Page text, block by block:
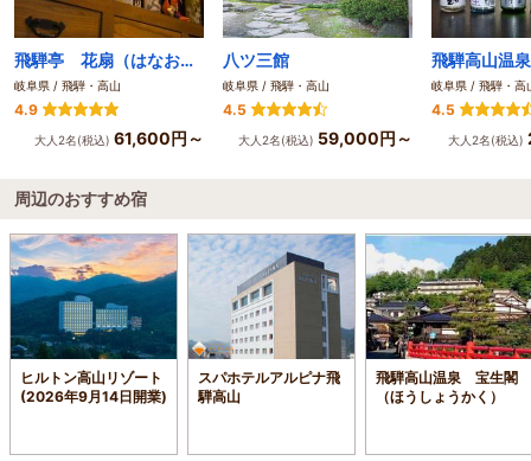
飛騨亭 花扇（はなおうぎ）
岐阜県 / 飛騨・高山
4.9
大人2名(税込) 61,600円～
八ツ三館
岐阜県 / 飛騨・高山
4.5
大人2名(税込) 59,000円～
岐阜県 / 飛騨・高
4.5
大人2名(税込)
周辺のおすすめ宿
ヒルトン高山リゾート
(2026年9月14日開業)
スパホテルアルピナ飛
騨高山
飛騨高山温泉 宝生閣
（ほうしょうかく）